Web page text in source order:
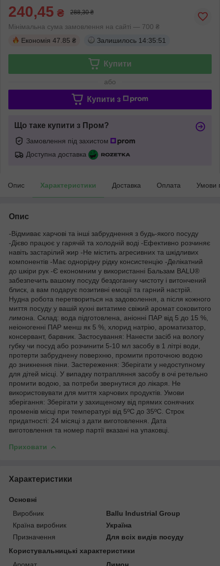
240,45 ₴ 288,30 ₴
Мінімальна сума замовлення на сайті — 700 ₴
Економія 47.85 ₴ Залишилось 14:35:50
Купити
або
Купити з
Що таке купити з Пром?
Замовлення під захистом
Доступна доставка
Опис Характеристики Доставка Оплата Умови
Опис
-Відмиває харчові та інші забруднення з будь-якого посуду
-Дієво працює у гарячій та холодній воді -Ефективно розчиняє
навіть застарілий жир -Не містить агресивних та шкідливих
компонентів -Має однорідну рідку консистенцію -Делікатний
до шкіри рук -Є економним у використанні Бальзам BALU®
забезпечить вашому посуду бездоганну чистоту і витончений
блиск, а вам подарує позитивні емоції та гарний настрій.
Нудна робота перетвориться на задоволення, а після кожного
миття посуду у вашій кухні витатиме свіжий аромат соковитого
лимона. Склад: вода підготовлена, аніонні ПАР від 5 до 15 %,
неіоногенні ПАР менш як 5 %, хлорид натрію, ароматизатор,
консервант, барвник. Застосування: Нанести засіб на вологу
губку чи посуд або розчинити 5-10 мл засобу в 1 літрі води,
протерти забруднену поверхню, промити проточною водою
до зникнення піни. Застереження: Зберігати у недоступному
для дітей місці. У випадку потрапляння засобу в очі ретельно
промити водою, за потреби звернутися до лікаря. Не
використовувати для миття харчових продуктів. Умови
зберігання: Зберігати у захищеному від прямих сонячних
променів місці при температурі від 5ºС до 35ºС. Строк
придатності: 24 місяці з дати виготовлення. Дата
виготовлення та номер партії вказані на упаковці.
Приховати
Характеристики
Основні
Виробник
Ballu Industrial Group
Країна виробник
Україна
Призначення
Для всіх видів посуду
Користувальницькі характеристики
Аромат
Лимон